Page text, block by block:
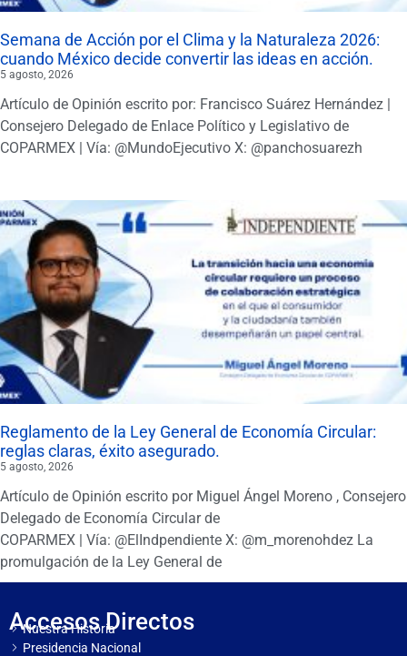
Semana de Acción por el Clima y la Naturaleza 2026:
cuando México decide convertir las ideas en acción.
5 agosto, 2026
Artículo de Opinión escrito por: Francisco Suárez Hernández |
Consejero Delegado de Enlace Político y Legislativo de
COPARMEX | Vía: @MundoEjecutivo X: @panchosuarezh
Reglamento de la Ley General de Economía Circular:
reglas claras, éxito asegurado.
5 agosto, 2026
Artículo de Opinión escrito por Miguel Ángel Moreno , Consejero
Delegado de Economía Circular de
COPARMEX | Vía: @ElIndpendiente X: @m_morenohdez La
promulgación de la Ley General de
Accesos Directos
Nuestra Historia
Presidencia Nacional